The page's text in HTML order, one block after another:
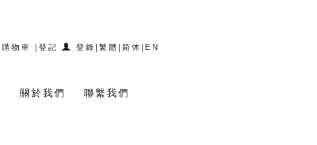
關於我們 聯繫我們
購物車 |登記 登錄 |繁體 |简体 EN